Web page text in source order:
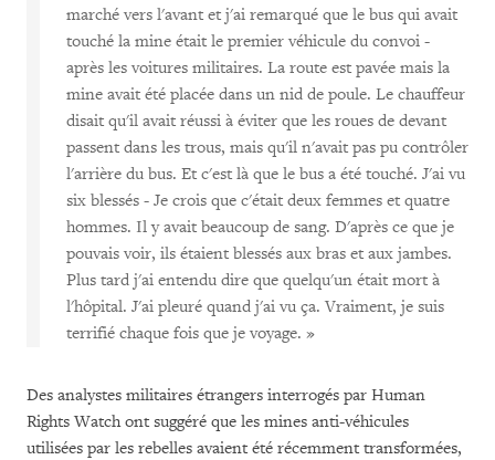
marché vers l'avant et j'ai remarqué que le bus qui avait
touché la mine était le premier véhicule du convoi -
après les voitures militaires. La route est pavée mais la
mine avait été placée dans un nid de poule. Le chauffeur
disait qu'il avait réussi à éviter que les roues de devant
passent dans les trous, mais qu'il n'avait pas pu contrôler
l'arrière du bus. Et c'est là que le bus a été touché. J'ai vu
six blessés - Je crois que c'était deux femmes et quatre
hommes. Il y avait beaucoup de sang. D'après ce que je
pouvais voir, ils étaient blessés aux bras et aux jambes.
Plus tard j'ai entendu dire que quelqu'un était mort à
l'hôpital. J'ai pleuré quand j'ai vu ça. Vraiment, je suis
terrifié chaque fois que je voyage. »
Des analystes militaires étrangers interrogés par Human
Rights Watch ont suggéré que les mines anti-véhicules
utilisées par les rebelles avaient été récemment transformées,